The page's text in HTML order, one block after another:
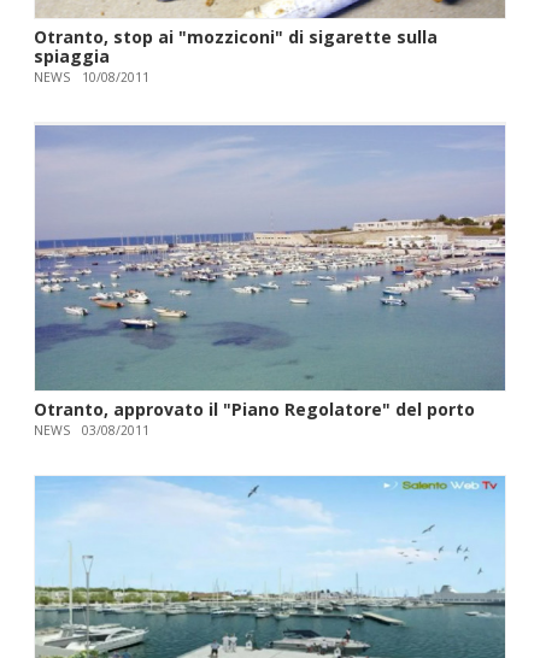
Otranto, stop ai "mozziconi" di sigarette sulla
spiaggia
NEWS 10/08/2011
Otranto, approvato il "Piano Regolatore" del porto
NEWS 03/08/2011